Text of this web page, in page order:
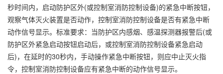
秒时间内，启动防护区外(或控制室消防控制设备)的紧急中断按钮，
观察气体灭火装置是否动作，控制室消防控制设备是否有紧急中断
动作信号显示。标准要求：当防护区内感烟、感温探测器报警后(或
防护区外紧急启动按钮启动后，或控制室消防控制设备紧急启动
后)，在延时的30秒内，手动操作紧急中断按钮，则应中止灭火指
令，控制室消防控制设备应有紧急中断的动作信号显示。